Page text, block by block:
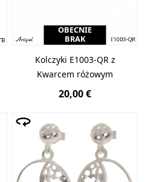
OBECNIE
BRAK
Kolczyki E1003-QR z
Kwarcem różowym
20,00 €